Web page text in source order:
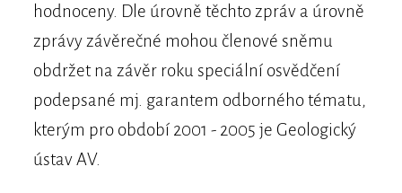
hodnoceny. Dle úrovně těchto zpráv a úrovně
zprávy závěrečné mohou členové sněmu
obdržet na závěr roku speciální osvědčení
podepsané mj. garantem odborného tématu,
kterým pro období 2001 - 2005 je Geologický
ústav AV.